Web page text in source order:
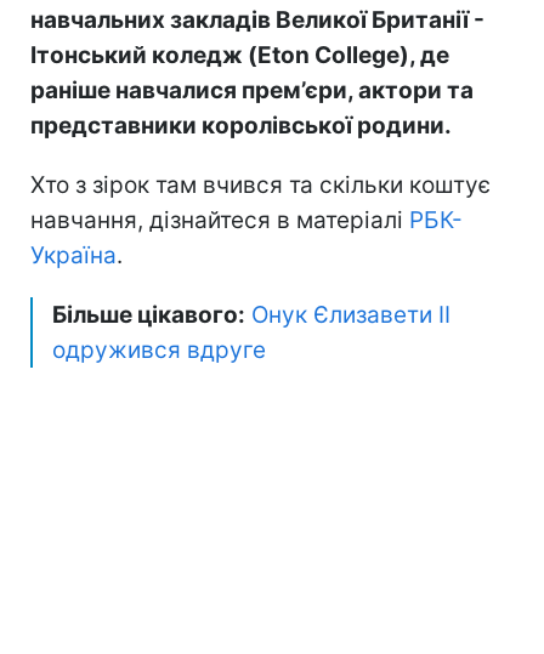
навчальних закладів Великої Британії -
Ітонський коледж (Eton College), де
раніше навчалися прем’єри, актори та
представники королівської родини.
Хто з зірок там вчився та скільки коштує
навчання, дізнайтеся в матеріалі РБК-
Україна.
Більше цікавого: Онук Єлизавети II
одружився вдруге